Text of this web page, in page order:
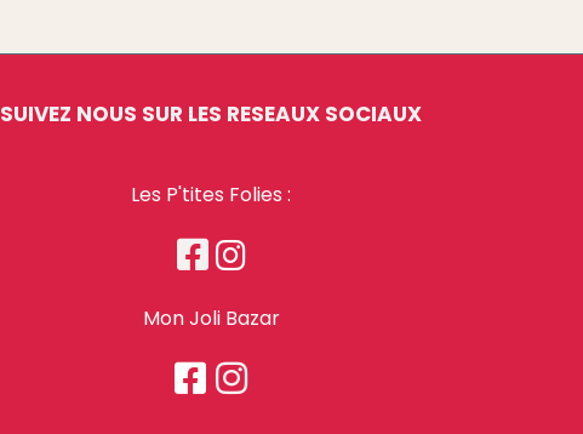
SUIVEZ NOUS SUR LES RESEAUX SOCIAUX
Les P'tites Folies :
 
Mon Joli Bazar
 